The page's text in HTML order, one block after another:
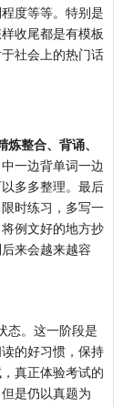
度等等。特别是
收尾都是有模板
社会上的热门话
整合、背诵、
一边背单词一边
多多整理。最后
时练习，多写一
例文好的地方抄
来会越来越容
。 这一阶段是
的好习惯，保持
真正体验考试的
是仍以真题为